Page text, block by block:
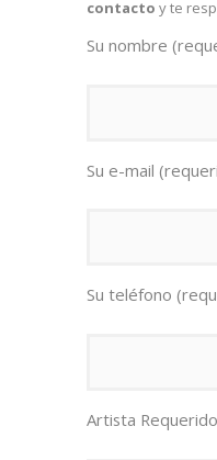
contacto y te
Su nombre
Su e-mail
Su teléfono
Artista Requerido